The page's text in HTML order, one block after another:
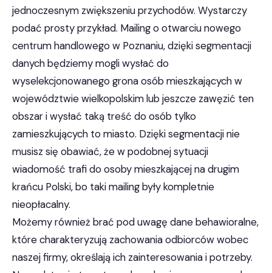
jednoczesnym zwiększeniu przychodów. Wystarczy
podać prosty przykład. Mailing o otwarciu nowego
centrum handlowego w Poznaniu, dzięki segmentacji
danych będziemy mogli wysłać do
wyselekcjonowanego grona osób mieszkających w
województwie wielkopolskim lub jeszcze zawęzić ten
obszar i wysłać taką treść do osób tylko
zamieszkujących to miasto. Dzięki segmentacji nie
musisz się obawiać, że w podobnej sytuacji
wiadomość trafi do osoby mieszkającej na drugim
krańcu Polski, bo taki mailing były kompletnie
nieopłacalny.
Możemy również brać pod uwagę dane behawioralne,
które charakteryzują zachowania odbiorców wobec
naszej firmy, określają ich zainteresowania i potrzeby.